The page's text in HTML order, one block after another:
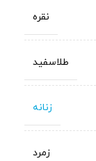
نقره
طلاسفید
زنانه
زمرد